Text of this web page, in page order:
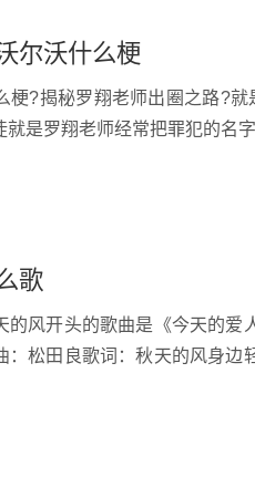
尔沃什么梗
梗?揭秘罗翔老师出圈之路?
就是罗翔老师经常把罪犯的名
歌
的风开头的歌曲是《今天的
：松田良歌词：秋天的风身